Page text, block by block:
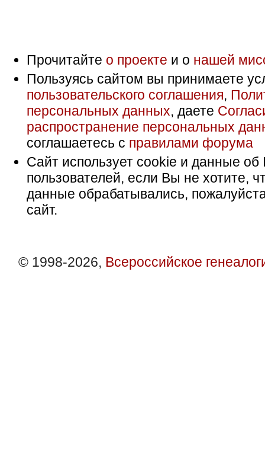
Прочитайте о проекте и о нашей
Пользуясь сайтом вы принимаете
пользовательского соглашения,
персональных данных, даете
распространение персональных
соглашаетесь с правилами форума
Сайт использует cookie и данные об
пользователей, если Вы не хотите,
данные обрабатывались,
сайт.
© 1998-2026, Всероссийское